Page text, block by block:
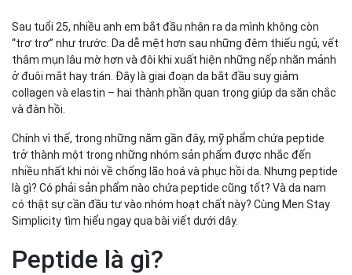
4. Kem dưỡng chứa collagen peptides – duy trì săn chắc
dài hạn
5. Mỹ phẩm chứa copper peptides – phục hồi da sau mụn
6. Combo peptide + Niacinamide – sáng da & đều màu
7. Routine đa bước chứa peptide – tối ưu hiệu quả lâu dài
nam từ Men Stay Simplicity
Vì sao peptide cần một routine chăm sóc đồng bộ?
Bộ 3 chăm da sáng mờ thâm tiêu chuẩn từ Men Stay
Simplicity
Kết luận – Mỹ phẩm chứa peptide có thật sự đáng đầu
tư?
Sau tuổi 25, nhiều anh em bắt đầu nhận ra da mình không còn
“trơ trơ” như trước. Da dễ mệt hơn sau những đêm thiếu ngủ, vết
thâm mụn lâu mờ hơn và đôi khi xuất hiện những nếp nhăn mảnh
ở đuôi mắt hay trán. Đây là giai đoạn da bắt đầu suy giảm
collagen và elastin – hai thành phần quan trọng giúp da săn chắc
và đàn hồi.
Chính vì thế, trong những năm gần đây, mỹ phẩm chứa peptide
trở thành một trong những nhóm sản phẩm được nhắc đến
nhiều nhất khi nói về chống lão hoá và phục hồi da. Nhưng peptide
là gì? Có phải sản phẩm nào chứa peptide cũng tốt? Và da nam
có thật sự cần đầu tư vào nhóm hoạt chất này? Cùng Men Stay
Simplicity tìm hiểu ngay qua bài viết dưới dây.
Peptide là gì?